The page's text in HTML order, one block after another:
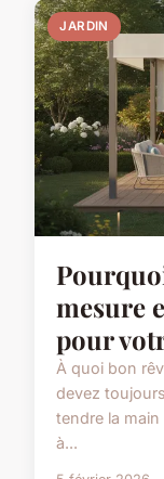
JARDIN
mesure
pour
À quoi bon
devez
tendre la
à...